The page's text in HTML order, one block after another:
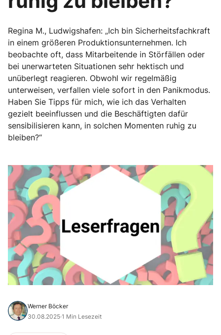
Regina M., Ludwigshafen: „Ich bin Sicherheitsfachkraft
in einem größeren Produktionsunternehmen. Ich
beobachte oft, dass Mitarbeitende in Störfällen oder
bei unerwarteten Situationen sehr hektisch und
unüberlegt reagieren. Obwohl wir regelmäßig
unterweisen, verfallen viele sofort in den Panikmodus.
Haben Sie Tipps für mich, wie ich das Verhalten
gezielt beeinflussen und die Beschäftigten dafür
sensibilisieren kann, in solchen Momenten ruhig zu
bleiben?“
Werner Böcker
30.08.2025·1 Min Lesezeit